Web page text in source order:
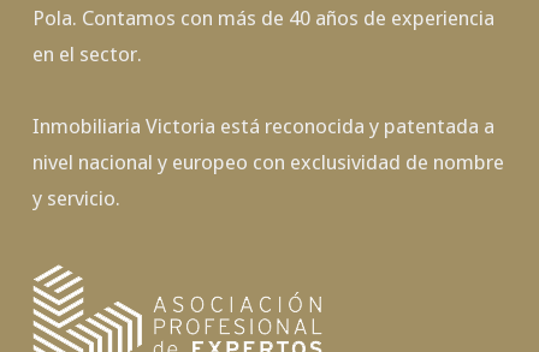
Pola. Contamos con más de 40 años de experiencia
en el sector.
Inmobiliaria Victoria está reconocida y patentada a
nivel nacional y europeo con exclusividad de nombre
y servicio.